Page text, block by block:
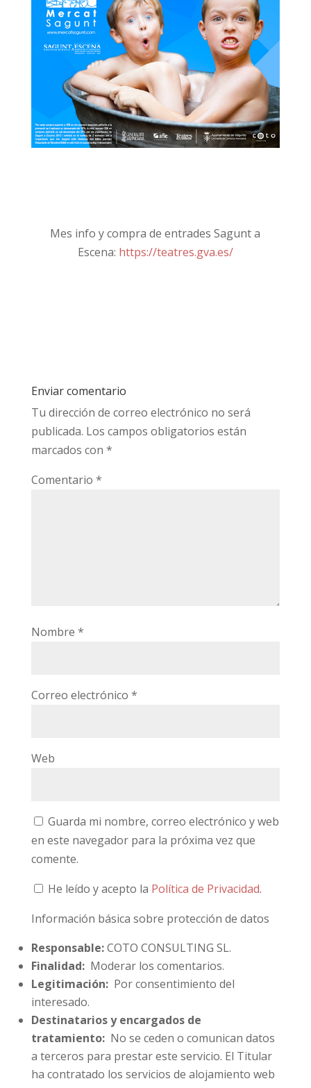
Mes info y compra de entrades Sagunt a
Escena: https://teatres.gva.es/
Enviar comentario
Tu dirección de correo electrónico no será
publicada. Los campos obligatorios están
marcados con *
Comentario *
Nombre *
Correo electrónico *
Web
Guarda mi nombre, correo electrónico y web
en este navegador para la próxima vez que
comente.
He leído y acepto la Política de Privacidad.
Información básica sobre protección de datos
Responsable:COTO CONSULTING SL.
Finalidad:Moderar los comentarios.
Legitimación:Por consentimiento del
interesado.
Destinatarios y encargados de
tratamiento:No se ceden o comunican datos
a terceros para prestar este servicio. El Titular
ha contratado los servicios de alojamiento web